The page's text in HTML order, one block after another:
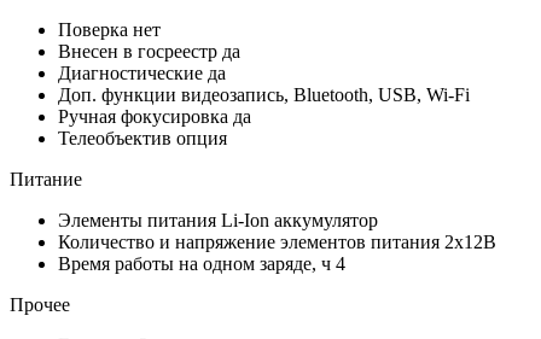
Поверка нет
Внесен в госреестр да
Диагностические да
Доп. функции видеозапись, Bluetooth, USB, Wi-Fi
Ручная фокусировка да
Телеобъектив опция
Питание
Элементы питания Li-Ion аккумулятор
Количество и напряжение элементов питания 2х12В
Время работы на одном заряде, ч 4
Прочее